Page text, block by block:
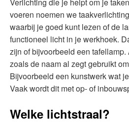
voeren noemen we
waarbij je goed kunt lezen of de
functioneel licht in je werkhoek.
zijn of bijvoorbeeld een
zoals de naam al zegt gebruikt
Bijvoorbeeld een kunstwerk wat
Vaak wordt dit met op- of
Welke lichtstraal?